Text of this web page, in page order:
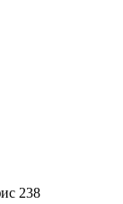
238